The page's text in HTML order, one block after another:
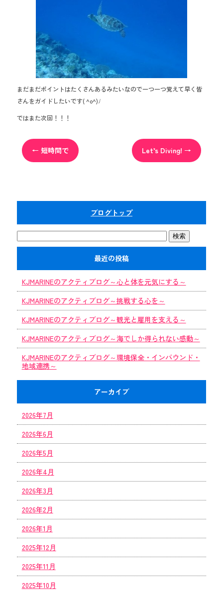
まだまだポイントはたくさんあるみたいなので一つ一つ覚えて早く皆
さんをガイドしたいです( ^o^)ﾉ
ではまた次回！！！
← 短時間で Let’s Diving! →
ブログトップ
最近の投稿
KJMARINEのアクティブログ～心と体を元気にする～
KJMARINEのアクティブログ～挑戦する心を～
KJMARINEのアクティブログ～観光と雇用を支える～
KJMARINEのアクティブログ～海でしか得られない感動～
KJMARINEのアクティブログ～環境保全・インバウンド・
地域連携～
アーカイブ
2026年7月
2026年6月
2026年5月
2026年4月
2026年3月
2026年2月
2026年1月
2025年12月
2025年11月
2025年10月